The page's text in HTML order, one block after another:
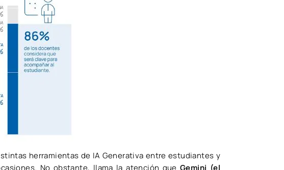
herramientas de IA Generativa entre estudiantes y
No obstante, llama la atención queGemini (el